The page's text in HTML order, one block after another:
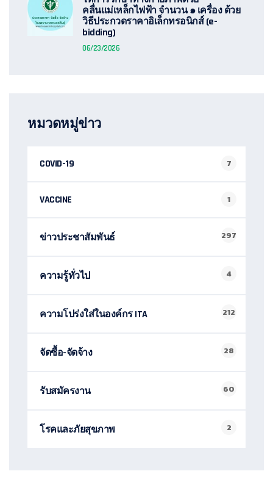
คลื่นแม่เหล็กไฟฟ้า จำนวน ๑ เครื่อง ด้วย
วิธีประกวดราคาอิเล็กทรอนิกส์ (e-
bidding)
06/23/2026
หมวดหมู่ข่าว
COVID-19 7
VACCINE 1
ข่าวประชาสัมพันธ์ 297
ความรู้ทั่วไป 4
ความโปร่งใส่ในองค์กร ITA 212
จัดซื้อ-จัดจ้าง 28
รับสมัครงาน 60
โรคและภัยสุขภาพ 2